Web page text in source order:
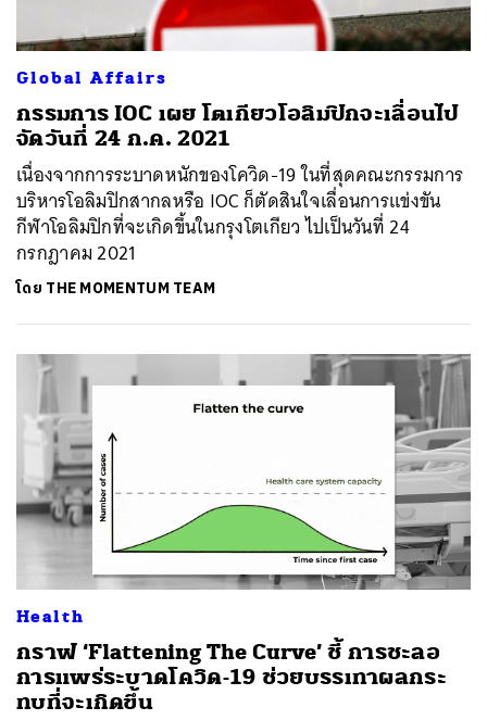
Global Affairs
กรรมการ IOC เผย โตเกียวโอลิมปิกจะเลื่อนไป
จัดวันที่ 24 ก.ค. 2021
เนื่องจากการระบาดหนักของโควิด-19 ในที่สุดคณะกรรมการ
บริหารโอลิมปิกสากลหรือ IOC ก็ตัดสินใจเลื่อนการแข่งขัน
กีฬาโอลิมปิกที่จะเกิดขึ้นในกรุงโตเกียว ไปเป็นวันที่ 24
กรกฎาคม 2021
โดย THE MOMENTUM TEAM
Health
กราฟ ‘Flattening The Curve’ ชี้ การชะลอ
การแพร่ระบาดโควิด-19 ช่วยบรรเทาผลกระ
ทบที่จะเกิดขึ้น